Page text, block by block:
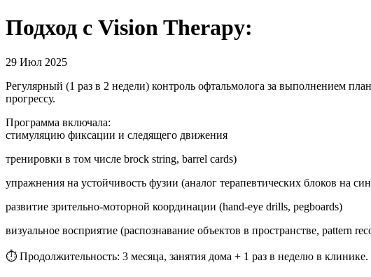
Подход с Vision Therapy:
29 Июл 2025
Регулярный (1 раз в 2 недели) контроль офтальмолога за выполнением
прогрессу.
Программа включала:
стимуляцию фиксации и следящего движения
тренировки в том числе brock string, barrel cards)
упражнения на устойчивость фузии (аналог терапевтических блоков на
развитие зрительно-моторной координации (hand-eye drills, pegboards)
визуальное восприятие (распознавание объектов в пространстве, pattern
⏱ Продолжительность: 3 месяца, занятия дома + 1 раз в неделю в клинике.